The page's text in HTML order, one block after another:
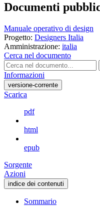
Documenti
Manuale operativo di design
Progetto: Designers Italia
Amministrazione: italia
Cerca nel documento
Informazioni
versione-corrente
Scarica
pdf
html
epub
Sorgente
Azioni
indice dei contenuti
Sommario